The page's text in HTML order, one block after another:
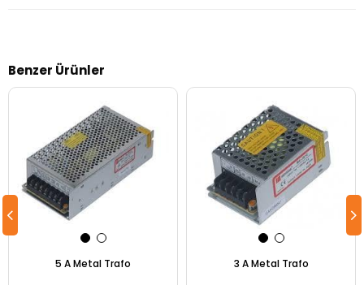
Benzer Ürünler
5 A Metal Trafo 3 A Metal Trafo